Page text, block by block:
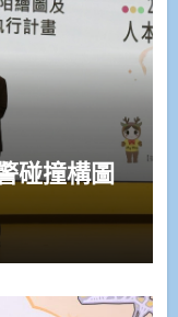
碰撞構圖